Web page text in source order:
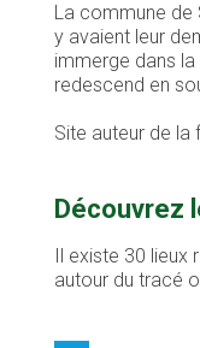
La commune de
y avaient leur
immerge dans
redescend en
Site auteur de la
Découvrez
Il existe 30
autour du tracé